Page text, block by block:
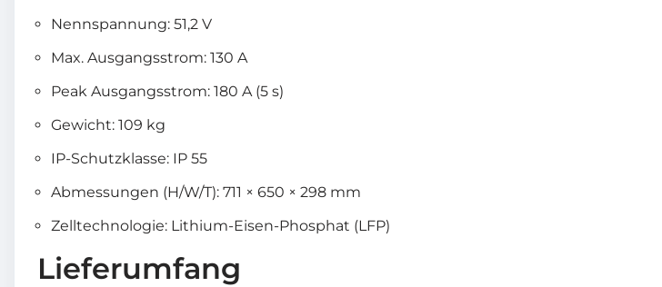
Nennspannung: 51,2 V
Max. Ausgangsstrom: 130 A
Peak Ausgangsstrom: 180 A (5 s)
Gewicht: 109 kg
IP-Schutzklasse: IP 55
Abmessungen (H/W/T): 711 × 650 × 298 mm
Zelltechnologie: Lithium-Eisen-Phosphat (LFP)
Lieferumfang